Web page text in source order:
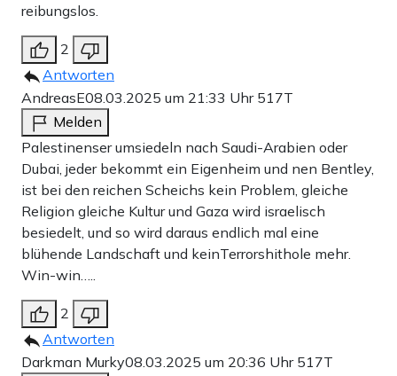
reibungslos.
2
Antworten
AndreasE08.03.2025 um 21:33 Uhr 517T
Melden
Palestinenser umsiedeln nach Saudi-Arabien oder
Dubai, jeder bekommt ein Eigenheim und nen Bentley,
ist bei den reichen Scheichs kein Problem, gleiche
Religion gleiche Kultur und Gaza wird israelisch
besiedelt, und so wird daraus endlich mal eine
blühende Landschaft und keinTerrorshithole mehr.
Win-win…..
2
Antworten
Darkman Murky08.03.2025 um 20:36 Uhr 517T